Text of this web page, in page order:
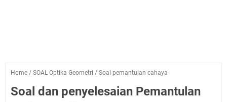
Home / SOAL Optika Geometri / Soal pemantulan cahaya
Soal dan penyelesaian Pemantulan